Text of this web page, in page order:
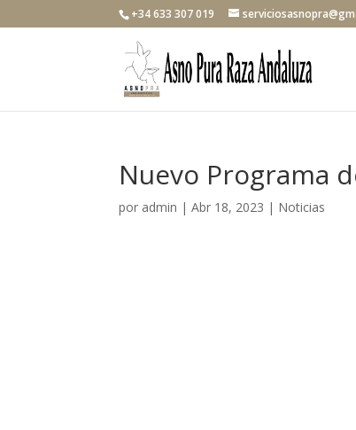
+34 633 307 019
Nuevo Programa
por admin |Abr 18, 2023 | Noticias